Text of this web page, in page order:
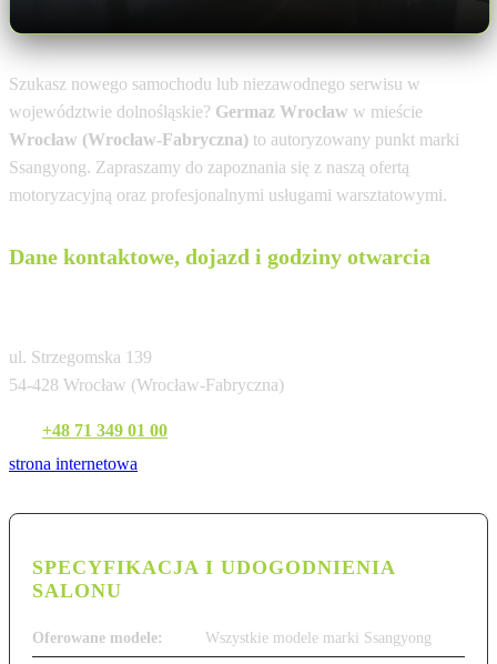
Szukasz nowego samochodu lub niezawodnego serwisu w
województwie dolnośląskie? Germaz Wrocław w mieście
Wrocław (Wrocław-Fabryczna) to autoryzowany punkt marki
Ssangyong. Zapraszamy do zapoznania się z naszą ofertą
motoryzacyjną oraz profesjonalnymi usługami warsztatowymi.
Dane kontaktowe, dojazd i godziny otwarcia
ul. Strzegomska 139
54-428 Wrocław (Wrocław-Fabryczna)
+48 71 349 01 00
strona internetowa
SPECYFIKACJA I UDOGODNIENIA
SALONU
Oferowane modele: Wszystkie modele marki Ssangyong